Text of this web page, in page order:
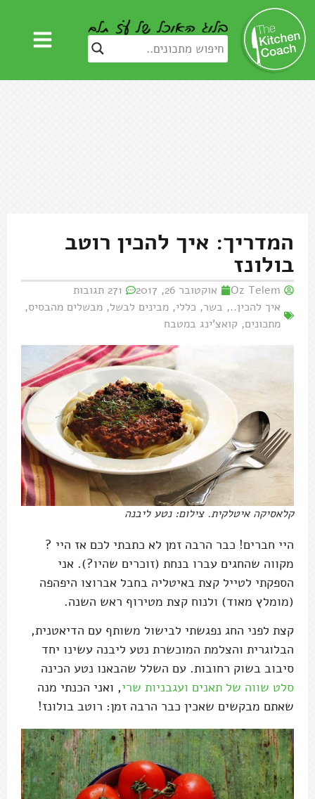
המדריך: איך להכין רוטב
בולונז
Oz Telem אוקטובר 26, 2017
271 תגובות
איך להכין.., בשר, כללי, מבינים לבשל, מבשלים מהבסיס,
מתכונים, קואצ'ינג במטבח
קלאסיקה איטלקית. צילום: נטע ליבנה
היי חברים! כבר הרבה זמן לא כתבתי לכם אז היי ?
מקווה שהחגים עברו בנחת (זוכרים שהיו?). אני
הספקתי לטייל קצת באיטליה בחבל אברוצו היפהפה
(מומלץ מאוד) ולנוח קצת מטירוף ראש השנה.
קצת לפני החג נפגשתי לבישול משותף עם הדיאטנית,
הבלוגרית והצלמת המוכשרת נטע ליבנה עשינו יחד
סיבוב בשוק רחובות. עם השלל שהבאנו נטע הכינה
סלט שווה של תאנים ועגבניות שרי, ואני הכנתי מנה
שאתם מבקשים שאכין כבר הרבה זמן: רוטב בולונז!